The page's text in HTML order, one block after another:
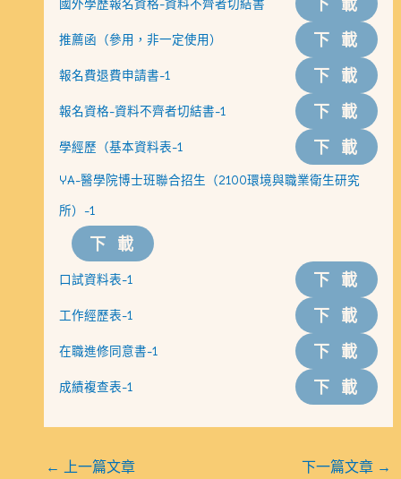
國外學歷報名資格-資料不齊者切結書
推薦函（參用，非一定使用） 下載
報名費退費申請書-1 下載
報名資格-資料不齊者切結書-1 下載
學經歷（基本資料表-1 下載
YA-醫學院博士班聯合招生（2100環境與職業衛生研究
所）-1
下載
口試資料表-1 下載
工作經歷表-1 下載
在職進修同意書-1 下載
成績複查表-1 下載
← 上一篇文章 下一篇文章 →